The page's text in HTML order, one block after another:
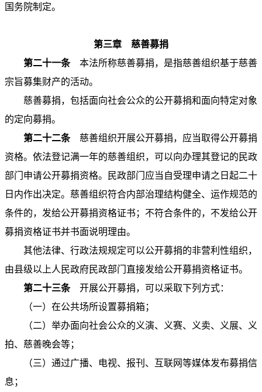
国务院制定。
第三章 慈善募捐
第二十一条本法所称慈善募捐，是指慈善组织基于慈善
宗旨募集财产的活动。
慈善募捐，包括面向社会公众的公开募捐和面向特定对象
的定向募捐。
第二十二条慈善组织开展公开募捐，应当取得公开募捐
资格。依法登记满一年的慈善组织，可以向办理其登记的民政
部门申请公开募捐资格。民政部门应当自受理申请之日起二十
日内作出决定。慈善组织符合内部治理结构健全、运作规范的
条件的，发给公开募捐资格证书；不符合条件的，不发给公开
募捐资格证书并书面说明理由。
其他法律、行政法规规定可以公开募捐的非营利性组织，
由县级以上人民政府民政部门直接发给公开募捐资格证书。
第二十三条开展公开募捐，可以采取下列方式：
（一）在公共场所设置募捐箱；
（二）举办面向社会公众的义演、义赛、义卖、义展、义
拍、慈善晚会等；
（三）通过广播、电视、报刊、互联网等媒体发布募捐信
息；